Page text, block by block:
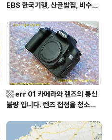
EBS 한국기행, 산골밥집, 비수구
부 화천군 비수구미 낙타민박 어
디? / 강원도 화천군 가볼 만한 곳
비수구미 마을, 파로호
▩ err 01 카메라와 렌즈의 통신
불량 입니다. 렌즈 접점을 청소하